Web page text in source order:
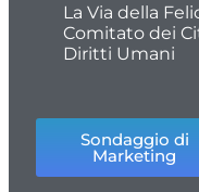
La Via della
Comitato dei
Diritti Umani
Sondaggio di
Marketing